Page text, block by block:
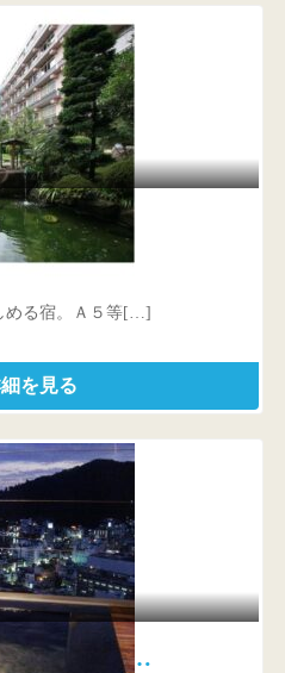
める宿。Ａ５等[…]
を見る
Hotel …